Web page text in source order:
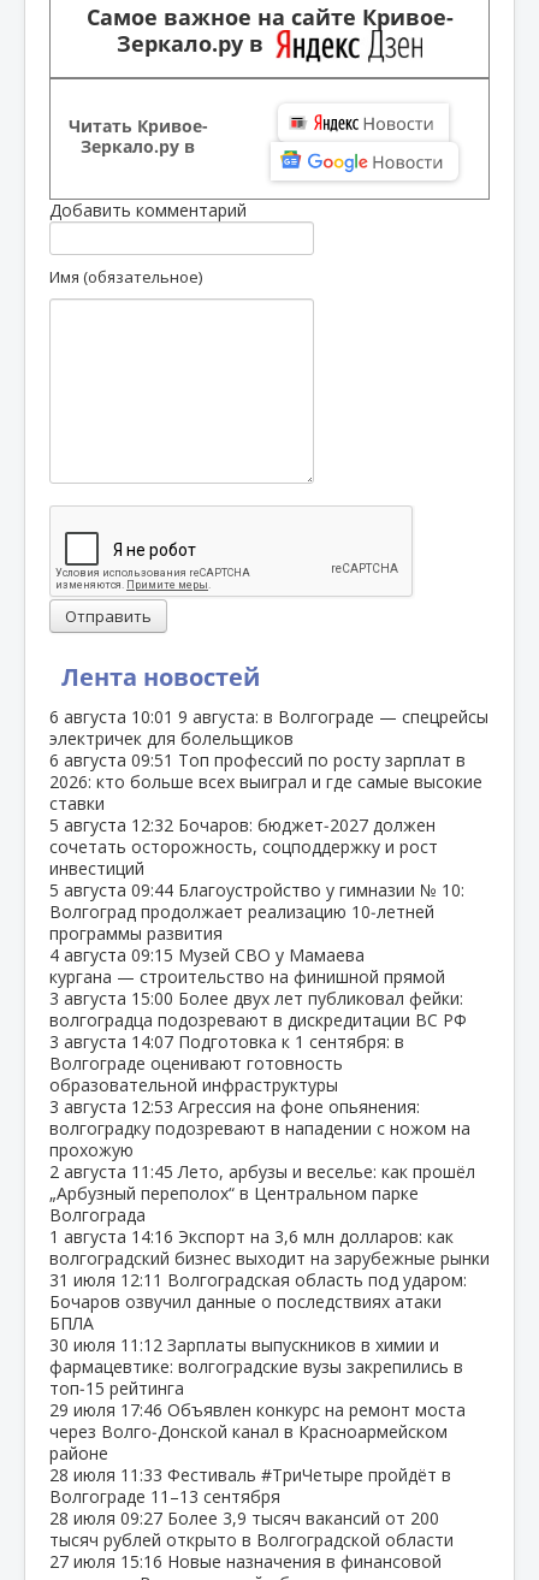
Лента новостей
6 августа 10:01 9 августа: в Волгограде — спецрейсы
электричек для болельщиков
6 августа 09:51 Топ профессий по росту зарплат в
2026: кто больше всех выиграл и где самые высокие
ставки
5 августа 12:32 Бочаров: бюджет‑2027 должен
сочетать осторожность, соцподдержку и рост
инвестиций
5 августа 09:44 Благоустройство у гимназии № 10:
Волгоград продолжает реализацию 10‑летней
программы развития
4 августа 09:15 Музей СВО у Мамаева
кургана — строительство на финишной прямой
3 августа 15:00 Более двух лет публиковал фейки:
волгоградца подозревают в дискредитации ВС РФ
3 августа 14:07 Подготовка к 1 сентября: в
Волгограде оценивают готовность
образовательной инфраструктуры
3 августа 12:53 Агрессия на фоне опьянения:
волгоградку подозревают в нападении с ножом на
прохожую
2 августа 11:45 Лето, арбузы и веселье: как прошёл
„Арбузный переполох“ в Центральном парке
Волгограда
1 августа 14:16 Экспорт на 3,6 млн долларов: как
волгоградский бизнес выходит на зарубежные рынки
31 июля 12:11 Волгоградская область под ударом:
Бочаров озвучил данные о последствиях атаки
БПЛА
30 июля 11:12 Зарплаты выпускников в химии и
фармацевтике: волгоградские вузы закрепились в
топ‑15 рейтинга
29 июля 17:46 Объявлен конкурс на ремонт моста
через Волго‑Донской канал в Красноармейском
районе
28 июля 11:33 Фестиваль #ТриЧетыре пройдёт в
Волгограде 11–13 сентября
28 июля 09:27 Более 3,9 тысяч вакансий от 200
тысяч рублей открыто в Волгоградской области
27 июля 15:16 Новые назначения в финансовой
Самое важное на сайте Кривое-
Зеркало.ру в
Читать Кривое-
Зеркало.ру в
Добавить комментарий
Имя (обязательное)
Отправить